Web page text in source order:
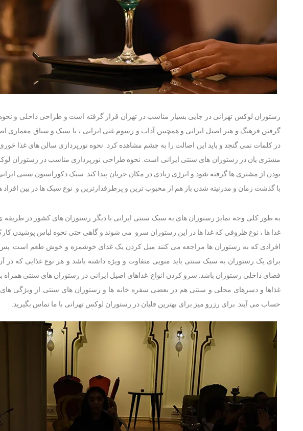
رستوران لوکس تهرانی در جایی بسیار مناسب در تهران قرار گرفته است و طراحی داخلی و
گرفتن فرهنگ و هنر اصیل ایرانی و همچنین آداب و رسوم غنی ایرانی ، با سبک و سیاق
در کلمات نمی گنجد و باید این اصالت را به چشم مشاهده کرد. نحوه نورپردازی سالن های غذا
مشتری یان در رستوران های سنتی ایرانی است. نحوه طراحی نورپردازی مناسب در
بودن از مشتری ها گرفته شود و انرژی زیادی در مکان جریان پیدا کند. سبک دکوراسیون سنتی
با گذشت زمان و مدرنیته شدن باز هم از محبوب ترین و پرطرفدارترین و نوع سبک ها در بین افراد
به طور کلی وجه تمایز رستوران های به سبک سنتی ایرانی با دیگر رستوران های کشور در
غذا ها ، نوع ظروفی که غذا ها در این رستوران سرو می شوند و گاهی حتی نحوه لباس پوشیدن
افرادی که به رستوران ها مراجعه می کنند میل کردن یک غذای خوشمزه و خوش طعم است.
برای یک رستوران به سبک سنتی باید منویی متفاوت و ویژه داشته باشد و هر نوع غذایی که
فضای داخلی رستوران باشد. سرو کردن انواع غذاهای اصیل ایرانی در رستوران های سنتی همراه
غذاها و دسرهای محلی و سنتی هم در بعضی سفره خانه ها و رستوران های سنتی از ویژگی
حساب می آیند. برای رزرو میز برای بهترین قلیان در رستوران لوکس تهرانی با ما تماس بگیرید.